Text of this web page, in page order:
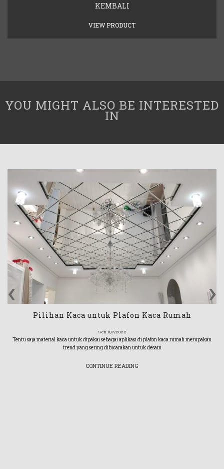
KEMBALI
VIEW PRODUCT
YOU MIGHT ALSO BE INTERESTED
IN
Pilihan Kaca untuk Plafon Kaca Rumah
Sen 11/7/2022
Tentu saja material kaca untuk dipakai sebagai aplikasi di plafon kaca rumah merupakan
trend yang sering dibicarakan untuk desain
CONTINUE READING
‹ ›